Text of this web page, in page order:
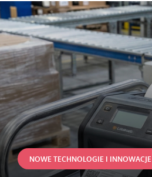
NOWE TECHNOLOGIE I INNOWACJE